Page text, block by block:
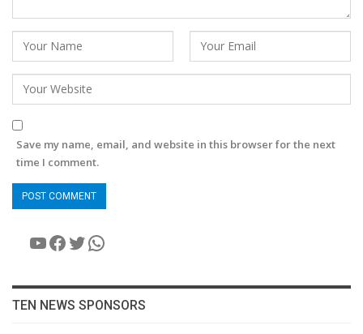
Save my name, email, and website in this browser for the next
time I comment.
YouTube
Facebook
Twitter
WhatsApp
TEN NEWS SPONSORS